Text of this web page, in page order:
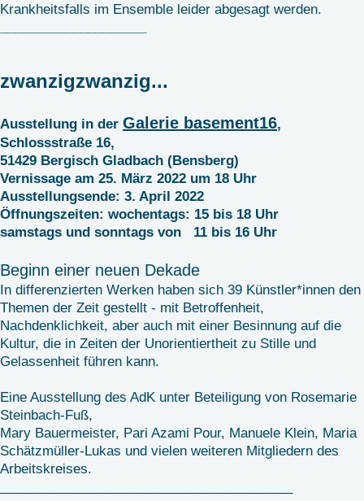
Krankheitsfalls im Ensemble leider abgesagt werden.
zwanzigzwanzig...
Ausstellung in der Galerie basement16,
Schlossstraße 16,
51429 Bergisch Gladbach (Bensberg)
Vernissage am 25. März 2022 um 18 Uhr
Ausstellungsende: 3. April 2022
Öffnungszeiten: wochentags: 15 bis 18 Uhr
samstags und sonntags von 11 bis 16 Uhr
Beginn einer neuen Dekade
In differenzierten Werken haben sich 39 Künstler*innen den
Themen der Zeit gestellt - mit Betroffenheit,
Nachdenklichkeit, aber auch mit einer Besinnung auf die
Kultur, die in Zeiten der Unorientiertheit zu Stille und
Gelassenheit führen kann.
Eine Ausstellung des AdK unter Beteiligung von Rosemarie
Steinbach-Fuß,
Mary Bauermeister, Pari Azami Pour, Manuele Klein, Maria
Schätzmüller-Lukas und vielen weiteren Mitgliedern des
Arbeitskreises.